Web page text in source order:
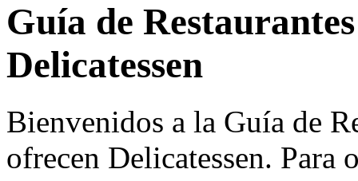
Guía de
Delicatessen
Bienvenidos a la Guía de
ofrecen Delicatessen.